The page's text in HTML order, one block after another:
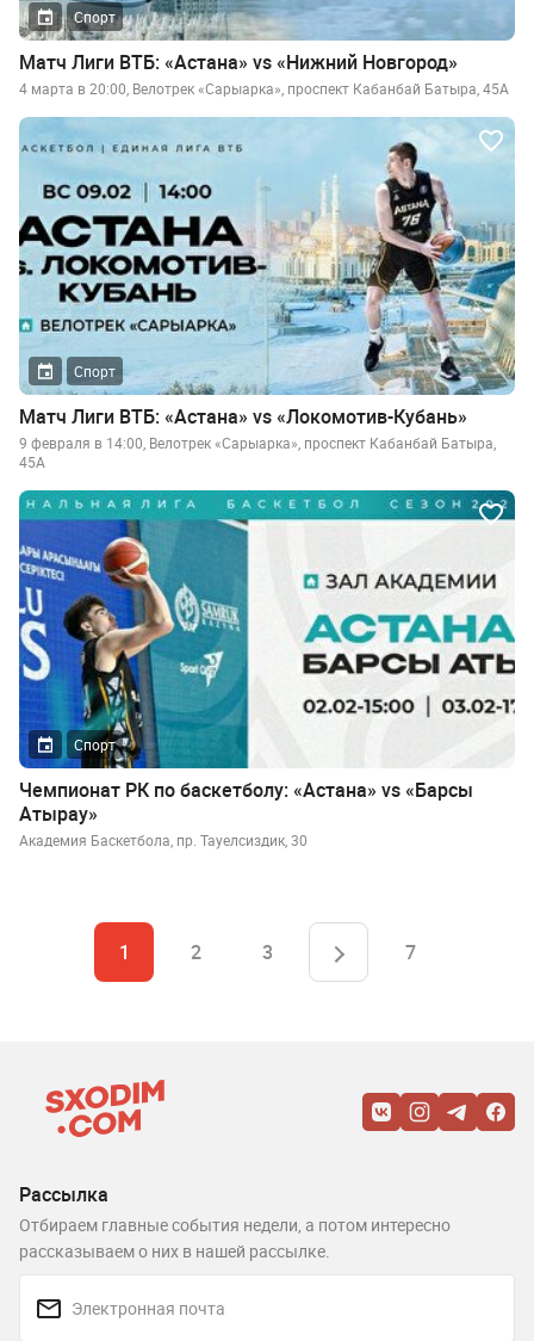
Спорт
Матч Лиги ВТБ: «Астана» vs «Нижний Новгород»
4 марта в 20:00, Велотрек «Сарыарка», проспект Кабанбай Батыра, 45А
Спорт
Матч Лиги ВТБ: «Астана» vs «Локомотив-Кубань»
9 февраля в 14:00, Велотрек «Сарыарка», проспект Кабанбай Батыра,
45А
Спорт
Чемпионат РК по баскетболу: «Астана» vs «Барсы
Атырау»
Академия Баскетбола, пр. Тауелсиздик, 30
1 2 3 7
Рассылка
Отбираем главные события недели, а потом интересно
рассказываем о них в нашей рассылке.